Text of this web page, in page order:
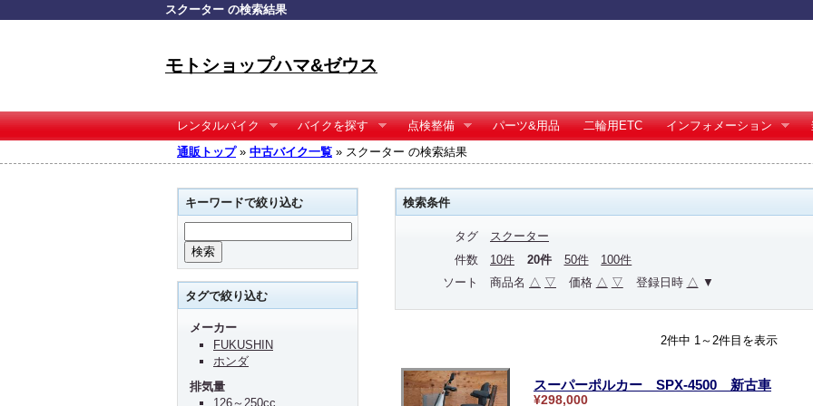
スクーター の検索結果
モトショップハマ&ゼウス
レンタルバイク バイクを探す 点検整備 パーツ&用品 二輪用ETC インフォメーション
通販トップ» 中古バイク一覧 » スクーター の検索結果
検索条件
タグ
スクーター
件数
10件 20件 50件
100件
ソート
商品名 △ ▽ 価格 △ ▽ 登録日時 △ ▼
2件中 1～2件目を表示
スーパーポルカー SPX-4500 新古車
¥298,000
キーワードで絞り込む
タグで絞り込む
メーカー
FUKUSHIN
ホンダ
排気量
126～250cc